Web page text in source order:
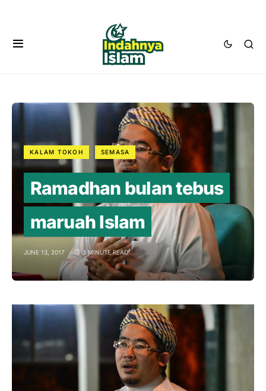
KALAM TOKOH SEMASA
Ramadhan bulan tebus
maruah Islam
JUNE 13, 2017 3 MINUTE READ